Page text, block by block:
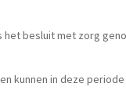
besluit met zorg
kunnen in deze periode